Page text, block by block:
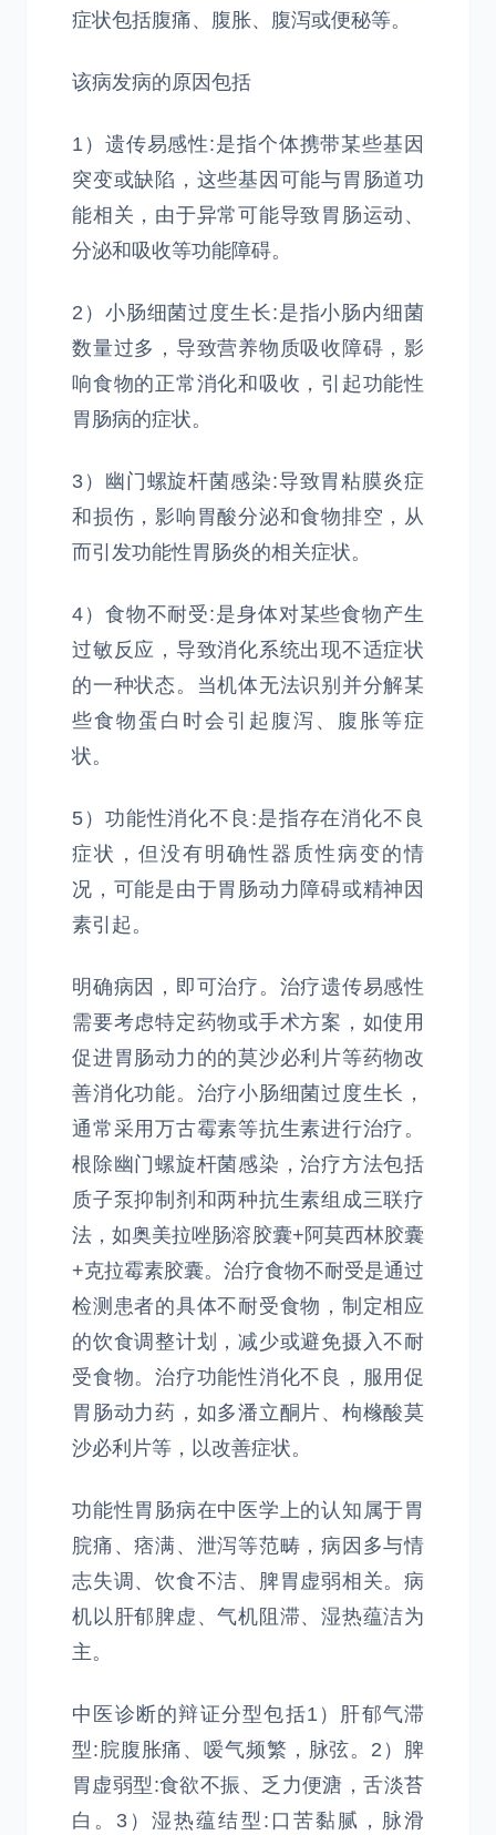
症状包括腹痛、腹胀、腹泻或便秘等。
该病发病的原因包括
1）遗传易感性:是指个体携带某些基因
突变或缺陷，这些基因可能与胃肠道功
能相关，由于异常可能导致胃肠运动、
分泌和吸收等功能障碍。
2）小肠细菌过度生长:是指小肠内细菌
数量过多，导致营养物质吸收障碍，影
响食物的正常消化和吸收，引起功能性
胃肠病的症状。
3）幽门螺旋杆菌感染:导致胃粘膜炎症
和损伤，影响胃酸分泌和食物排空，从
而引发功能性胃肠炎的相关症状。
4）食物不耐受:是身体对某些食物产生
过敏反应，导致消化系统出现不适症状
的一种状态。当机体无法识别并分解某
些食物蛋白时会引起腹泻、腹胀等症
状。
5）功能性消化不良:是指存在消化不良
症状，但没有明确性器质性病变的情
况，可能是由于胃肠动力障碍或精神因
素引起。
明确病因，即可治疗。治疗遗传易感性
需要考虑特定药物或手术方案，如使用
促进胃肠动力的的莫沙必利片等药物改
善消化功能。治疗小肠细菌过度生长，
通常采用万古霉素等抗生素进行治疗。
根除幽门螺旋杆菌感染，治疗方法包括
质子泵抑制剂和两种抗生素组成三联疗
法，如奥美拉唑肠溶胶囊+阿莫西林胶囊
+克拉霉素胶囊。治疗食物不耐受是通过
检测患者的具体不耐受食物，制定相应
的饮食调整计划，减少或避免摄入不耐
受食物。治疗功能性消化不良，服用促
胃肠动力药，如多潘立酮片、枸橼酸莫
沙必利片等，以改善症状。
功能性胃肠病在中医学上的认知属于胃
脘痛、痞满、泄泻等范畴，病因多与情
志失调、饮食不洁、脾胃虚弱相关。病
机以肝郁脾虚、气机阻滞、湿热蕴洁为
主。
中医诊断的辩证分型包括1）肝郁气滞
型:脘腹胀痛、嗳气频繁，脉弦。2）脾
胃虚弱型:食欲不振、乏力便溏，舌淡苔
白。3）湿热蕴结型:口苦黏腻，脉滑